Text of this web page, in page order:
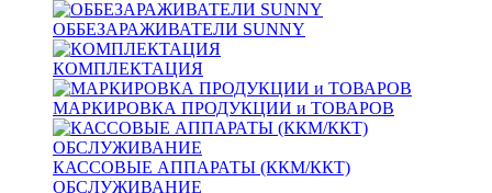
ОББЕЗАРАЖИВАТЕЛИ SUNNY
КОМПЛЕКТАЦИЯ
МАРКИРОВКА ПРОДУКЦИИ и ТОВАРОВ
КАССОВЫЕ АППАРАТЫ (ККМ/ККТ)
ОБСЛУЖИВАНИЕ